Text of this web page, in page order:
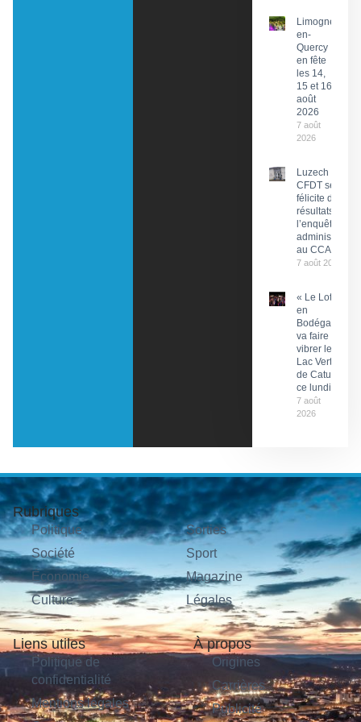
Limogne-
en-
Quercy
en fête
les 14,
15 et 16
août
2026
7 août
2026
Luzech : La
CFDT se
félicite des
résultats de
l’enquête
administrative
au CCAS
7 août 2026
« Le Lot
en
Bodéga »
va faire
vibrer le
Lac Vert
de Catus
ce lundi
7 août
2026
Rubriques
Politique
Société
Économie
Culture
Sorties
Sport
Magazine
Légales
Liens utiles
Politique de
confidentialité
Mentions légales
À propos
Origines
Carrières
Publicité